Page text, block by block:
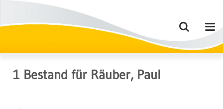
1 Bestand für Räuber, Paul